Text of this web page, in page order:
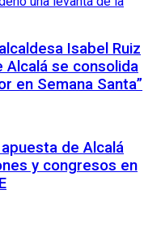
Isabel Ruiz
Alcalá se consolida
en Semana Santa”
de Alcalá
y congresos en